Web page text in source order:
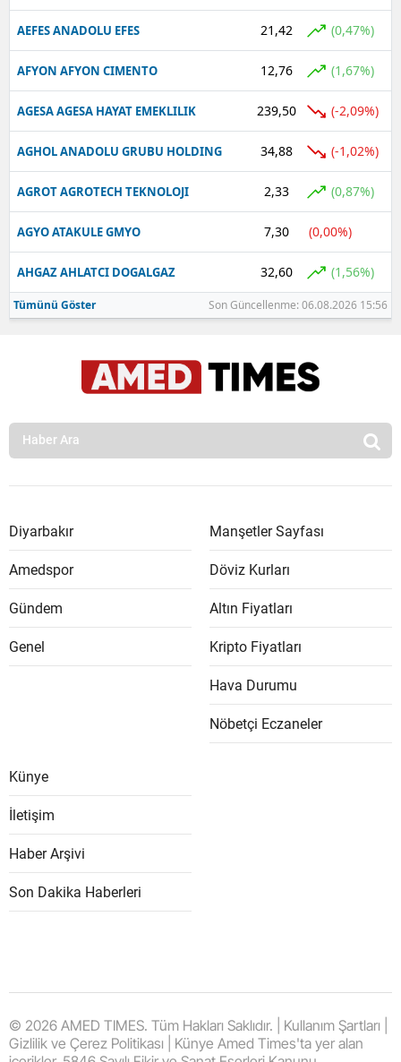
AEFES ANADOLU EFES 21,42 (0,47%)
AFYON AFYON CIMENTO 12,76 (1,67%)
AGESA AGESA HAYAT EMEKLILIK 239,50 (-2,09%)
AGHOL ANADOLU GRUBU HOLDING 34,88 (-1,02%)
AGROT AGROTECH TEKNOLOJI 2,33 (0,87%)
AGYO ATAKULE GMYO 7,30 (0,00%)
AHGAZ AHLATCI DOGALGAZ 32,60 (1,56%)
Tümünü Göster Son Güncellenme: 06.08.2026 15:56
Diyarbakır
Amedspor
Gündem
Genel
Manşetler Sayfası
Döviz Kurları
Altın Fiyatları
Kripto Fiyatları
Hava Durumu
Nöbetçi Eczaneler
Künye
İletişim
Haber Arşivi
Son Dakika Haberleri
© 2026 AMED TIMES. Tüm Hakları Saklıdır. | Kullanım Şartları |
Gizlilik ve Çerez Politikası | Künye Amed Times'ta yer alan